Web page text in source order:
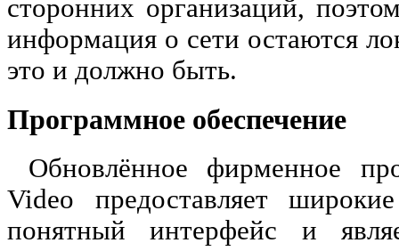
сторонних организаций,
информация о сети остаются
это и должно быть.
Программное обеспечение
Обновлённое фирменное
Video предоставляет
понятный интерфейс и